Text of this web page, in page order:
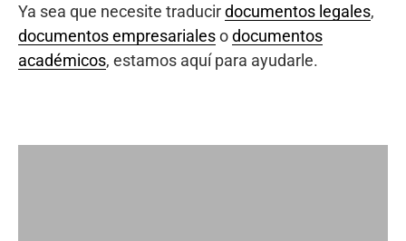
Ya sea que necesite traducirdocumentos legales,
documentos empresarialesodocumentos
académicos, estamos aquí para ayudarle.